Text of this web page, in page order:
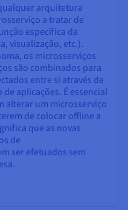
arquitetura
a tratar de
específica da
visualização, etc.).
os microsserviços
são combinados para
entre si através de
aplicações. É essencial
alterar um microsserviço
de colocar offline a
que as novas
de
ser efetuados sem